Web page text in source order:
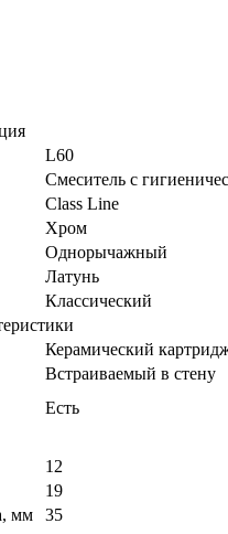
L60
Смеситель с
Class Line
Хром
Однорычажный
Латунь
Классический
Керамический
Встраиваемый в стену
Есть
12
19
мм
35